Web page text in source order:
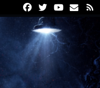
FacebookTwitterYoutube
Email